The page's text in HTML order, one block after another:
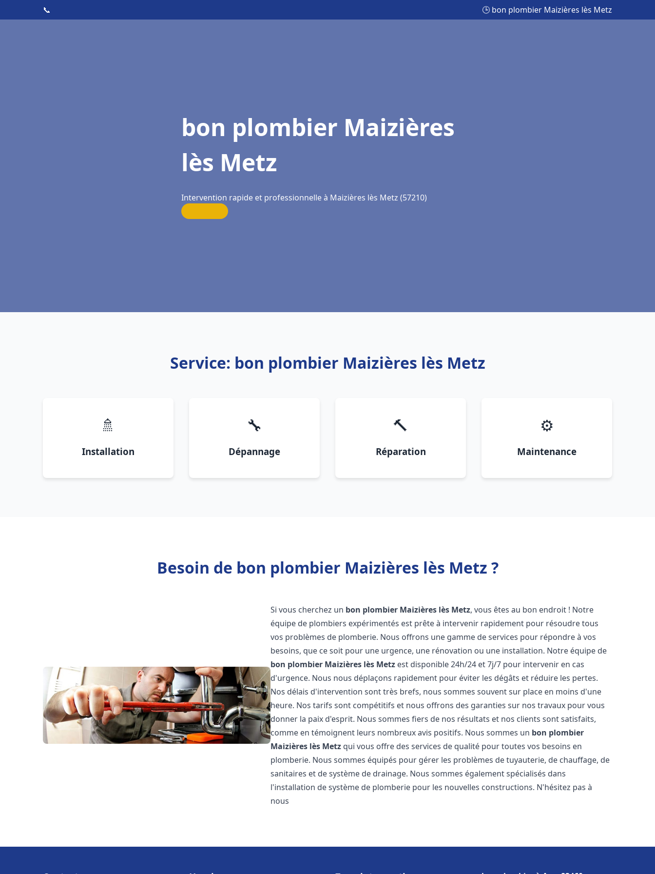
📞 🕒 bon plombier Maizières lès Metz
bon plombier Maizières
lès Metz
Intervention rapide et professionnelle à Maizières lès Metz (57210)
Service: bon plombier Maizières lès Metz
🚿
Installation
🔧
Dépannage
🔨
Réparation
⚙️
Maintenance
Besoin de bon plombier Maizières lès Metz ?
Si vous cherchez un bon plombier Maizières lès Metz, vous êtes au bon endroit ! Notre
équipe de plombiers expérimentés est prête à intervenir rapidement pour résoudre tous
vos problèmes de plomberie. Nous offrons une gamme de services pour répondre à vos
besoins, que ce soit pour une urgence, une rénovation ou une installation. Notre équipe de
bon plombier Maizières lès Metz est disponible 24h/24 et 7j/7 pour intervenir en cas
d'urgence. Nous nous déplaçons rapidement pour éviter les dégâts et réduire les pertes.
Nos délais d'intervention sont très brefs, nous sommes souvent sur place en moins d'une
heure. Nos tarifs sont compétitifs et nous offrons des garanties sur nos travaux pour vous
donner la paix d'esprit. Nous sommes fiers de nos résultats et nos clients sont satisfaits,
comme en témoignent leurs nombreux avis positifs. Nous sommes un bon plombier
Maizières lès Metz qui vous offre des services de qualité pour toutes vos besoins en
plomberie. Nous sommes équipés pour gérer les problèmes de tuyauterie, de chauffage, de
sanitaires et de système de drainage. Nous sommes également spécialisés dans
l'installation de système de plomberie pour les nouvelles constructions. N'hésitez pas à
nous